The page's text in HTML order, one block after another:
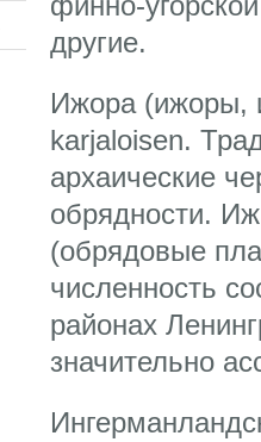
другие.
Ижора (ижоры,
karjaloisen.
архаические
обрядности.
(обрядовые
численность
районах
значительно